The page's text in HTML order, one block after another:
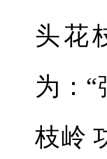
头花
为：
枝岭